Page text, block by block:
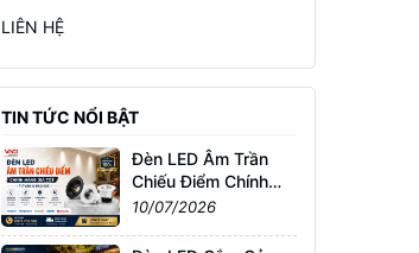
LIÊN HỆ
TIN TỨC NỔI BẬT
Đèn LED Âm Trần
Chiếu Điểm Chính
Hãng Giá Tốt | Tư
10/07/2026